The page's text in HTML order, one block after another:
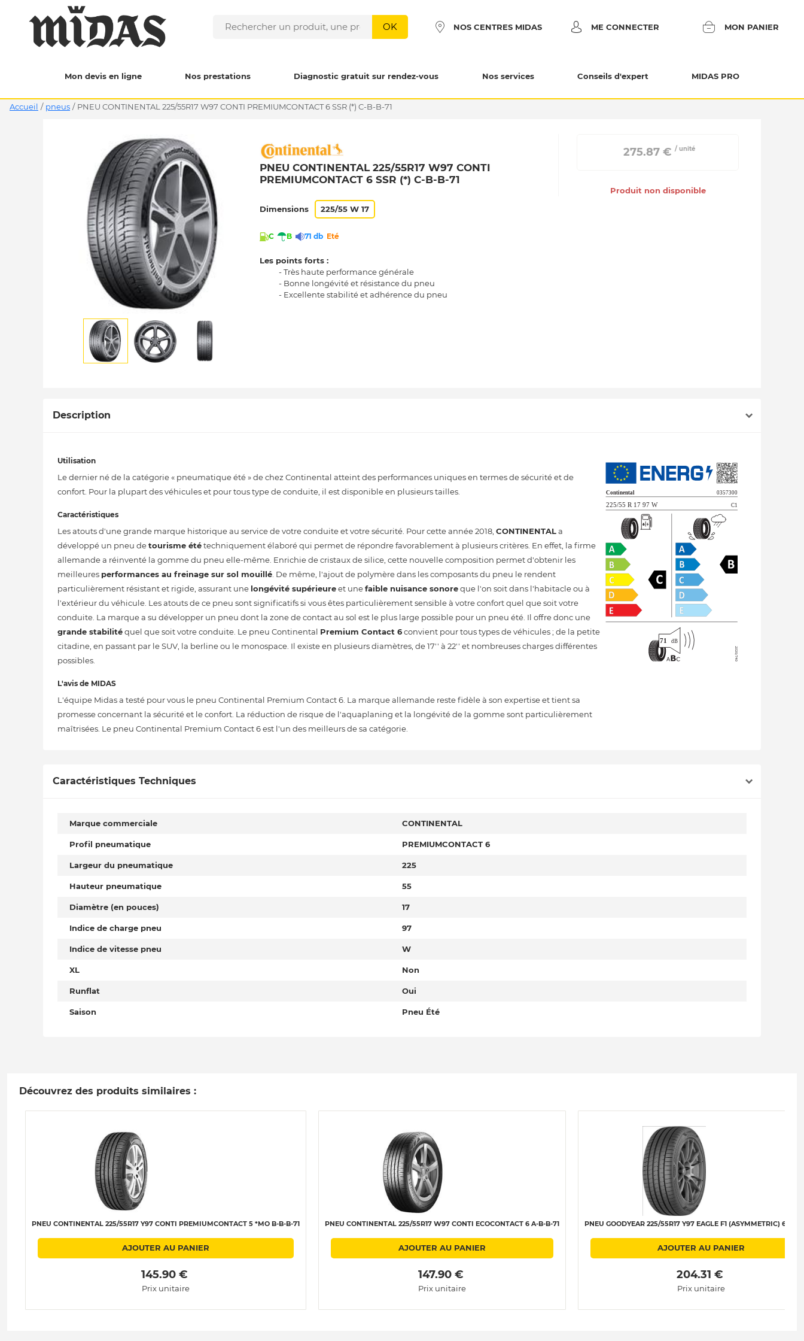
OK NOS CENTRES MIDAS ME CONNECTER MON PANIER
Mon devis en ligne Nos prestations Diagnostic gratuit sur rendez-vous Nos services Conseils d'expert MIDAS PRO
Accueil / pneus / PNEU CONTINENTAL 225/55R17 W97 CONTI PREMIUMCONTACT 6 SSR (*) C-B-B-71
PNEU CONTINENTAL 225/55R17 W97 CONTI
PREMIUMCONTACT 6 SSR (*) C-B-B-71
Dimensions 225/55 W 17
C B 71 db Eté
Les points forts :
- Très haute performance générale
- Bonne longévité et résistance du pneu
- Excellente stabilité et adhérence du pneu
275.87 € / unité
Produit non disponible
Description
Utilisation
Le dernier né de la catégorie « pneumatique été » de chez Continental atteint des performances uniques en termes de sécurité et de
confort. Pour la plupart des véhicules et pour tous type de conduite, il est disponible en plusieurs tailles.
Caractéristiques
Les atouts d'une grande marque historique au service de votre conduite et votre sécurité. Pour cette année 2018, CONTINENTALa
développé un pneu detourisme ététechniquement élaboré qui permet de répondre favorablement à plusieurs critères. En effet, la firme
allemande a réinventé la gomme du pneu elle-même. Enrichie de cristaux de silice, cette nouvelle composition permet d'obtenir les
meilleures performances au freinage sur sol mouillé . De même, l'ajout de polymère dans les composants du pneu le rendent
particulièrement résistant et rigide, assurant une longévité supérieureet unefaible nuisance sonoreque l'on soit dans l'habitacle ou à
l'extérieur du véhicule. Les atouts de ce pneu sont significatifs si vous êtes particulièrement sensible à votre confort quel que soit votre
conduite. La marque a su développer un pneu dont la zone de contact au sol est le plus large possible pour un pneu été. Il offre donc une
grande stabilitéquel que soit votre conduite. Le pneu Continental Premium Contact 6convient pour tous types de véhicules ; de la petite
citadine, en passant par le SUV, la berline ou le monospace. Il existe en plusieurs diamètres, de 17'' à 22'' et nombreuses charges différentes
possibles.
L'avis de MIDAS
L'équipe Midas a testé pour vous le pneu Continental Premium Contact 6. La marque allemande reste fidèle à son expertise et tient sa
promesse concernant la sécurité et le confort. La réduction de risque de l'aquaplaning et la longévité de la gomme sont particulièrement
maîtrisées. Le pneu Continental Premium Contact 6 est l'un des meilleurs de sa catégorie.
Caractéristiques Techniques
Marque commerciale CONTINENTAL
Profil pneumatique PREMIUMCONTACT 6
Largeur du pneumatique 225
Hauteur pneumatique 55
Diamètre (en pouces) 17
Indice de charge pneu 97
Indice de vitesse pneu W
XL Non
Runflat Oui
Saison Pneu Été
Découvrez des produits similaires :
PNEU CONTINENTAL 225/55R17 Y97 CONTI PREMIUMCONTACT 5 *MO B-B-B-71
AJOUTER AU PANIER
145.90 €
Prix unitaire
PNEU CONTINENTAL 225/55R17 W97 CONTI ECOCONTACT 6 A-B-B-71
AJOUTER AU PANIER
147.90 €
Prix unitaire
PNEU GOODYEAR 225/55R17 Y97 EAGLE F1 (ASYMMETRIC) 6 C-
AJOUTER AU PANIER
204.31 €
Prix unitaire